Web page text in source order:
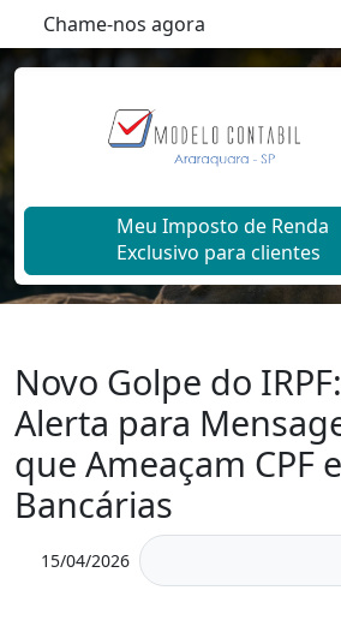
Chame-nos agora
Meu Imposto de Renda
Exclusivo para clientes
Novo Golpe do
Alerta para
que Ameaçam CPF
Bancárias
15/04/2026